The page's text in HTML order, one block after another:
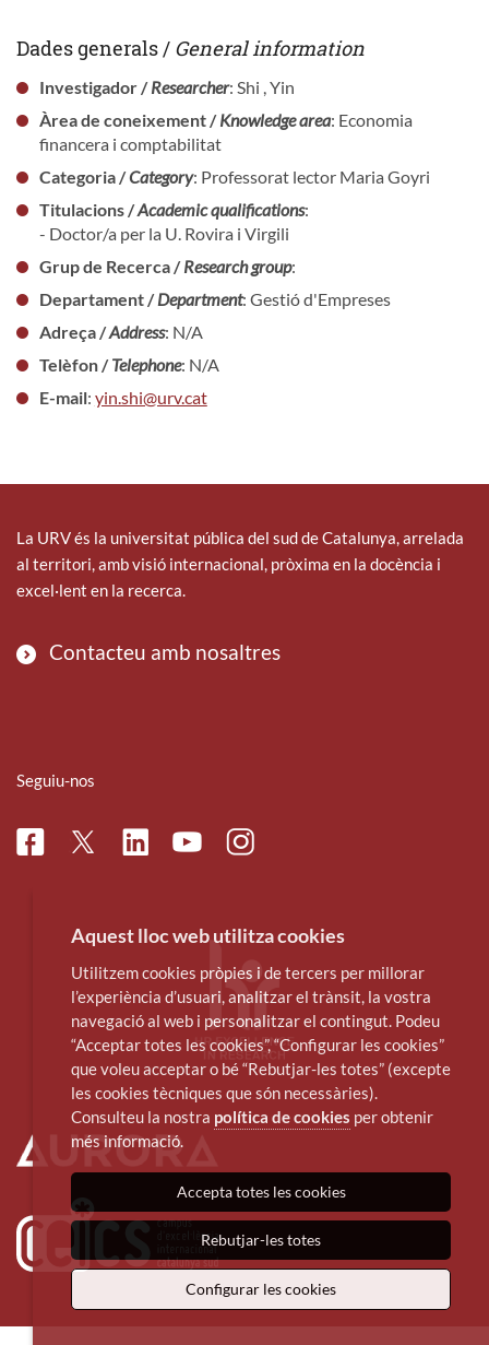
Dades generals / General information
Investigador /Researcher: Shi , Yin
Àrea de coneixement /Knowledge area: Economia
financera i comptabilitat
Categoria /Category: Professorat lector Maria Goyri
Titulacions /Academic qualifications:
- Doctor/a per la U. Rovira i Virgili
Grup de Recerca /Research group:
Departament /Department: Gestió d'Empreses
Adreça /Address: N/A
Telèfon /Telephone: N/A
E-mail: yin.shi@urv.cat
La URV és la universitat pública del sud de Catalunya, arrelada
al territori, amb visió internacional, pròxima en la docència i
excel·lent en la recerca.
Contacteu amb nosaltres
Seguiu-nos
FacebookTwitterLinkedinYoutubeInstagram
Aquest lloc web utilitza cookies
Utilitzem cookies pròpies i de tercers per millorar
l’experiència d’usuari, analitzar el trànsit, la vostra
navegació al web i personalitzar el contingut. Podeu
“Acceptar totes les cookies”, “Configurar les cookies”
que voleu acceptar o bé “Rebutjar-les totes” (excepte
les cookies tècniques que són necessàries).
Consulteu la nostra política de cookies per obtenir
més informació.
Accepta totes les cookies
Rebutjar-les totes
Configurar les cookies